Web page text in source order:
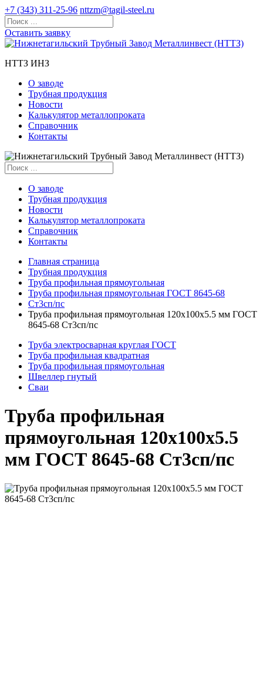
+7 (343) 311-25-96 nttzm@tagil-steel.ru
Оставить заявку
НТТЗ ИНЗ
О заводе
Трубная продукция
Новости
Калькулятор металлопроката
Справочник
Контакты
О заводе
Трубная продукция
Новости
Калькулятор металлопроката
Справочник
Контакты
Главная страница
Трубная продукция
Труба профильная прямоугольная
Труба профильная прямоугольная ГОСТ 8645-68
Ст3сп/пс
Труба профильная прямоугольная 120x100x5.5 мм ГОСТ
8645-68 Ст3сп/пс
Труба электросварная круглая ГОСТ
Труба профильная квадратная
Труба профильная прямоугольная
Швеллер гнутый
Сваи
Труба профильная
прямоугольная 120x100x5.5
мм ГОСТ 8645-68 Ст3сп/пс